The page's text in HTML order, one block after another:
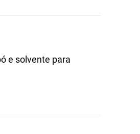
e solvente para